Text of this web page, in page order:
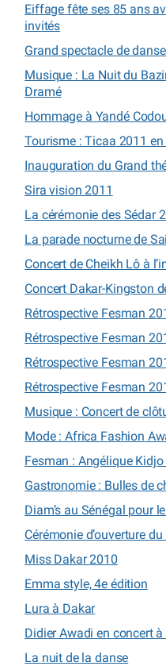
Eiffage fête ses 85 ans
invités
Grand spectacle de
Musique : La Nuit du
Dramé
Hommage à Yandé
Tourisme : Ticaa 2011
Inauguration du Grand
Sira vision 2011
La cérémonie des Sédar
La parade nocturne de
Concert de Cheikh Lô à
Concert Dakar-Kingston
Rétrospective Fesman
Rétrospective Fesman
Rétrospective Fesman
Rétrospective Fesman
Musique : Concert de
Mode : Africa Fashion
Fesman : Angélique
Gastronomie : Bulles de
Diam’s au Sénégal pour
Cérémonie d’ouverture
Miss Dakar 2010
Emma style, 4e édition
Lura à Dakar
Didier Awadi en concert
La nuit de la danse